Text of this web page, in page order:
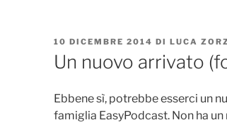
PUBBLICATO
IL
10 DICEMBRE 2014 DI LUCA
Un nuovo arrivato
Ebbene sì, potrebbe esserci un
famiglia EasyPodcast. Non ha un